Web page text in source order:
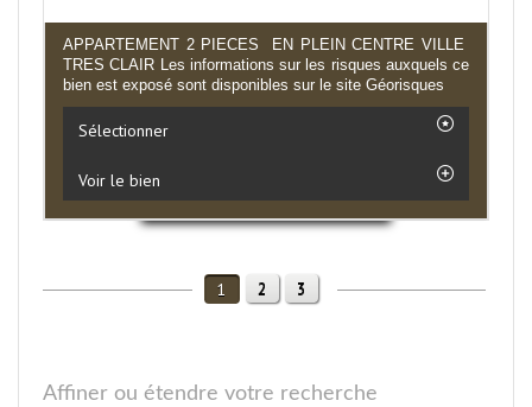
APPARTEMENT 2 PIECES EN PLEIN CENTRE VILLE
TRES CLAIR Les informations sur les risques auxquels ce
bien est exposé sont disponibles sur le site Géorisques
Sélectionner
Voir le bien
1 2 3
Affiner ou étendre votre recherche